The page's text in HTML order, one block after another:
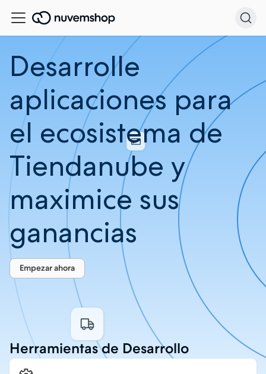
Desarrolle
aplicaciones para
el ecosistema de
Tiendanube y
maximice sus
ganancias
Empezar ahora
Herramientas de Desarrollo